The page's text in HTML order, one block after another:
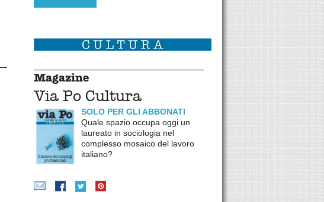
Magazine
Via Po Cultura
SOLO PER GLI ABBONATI
Quale spazio occupa oggi un
laureato in sociologia nel
complesso mosaico del lavoro
italiano?